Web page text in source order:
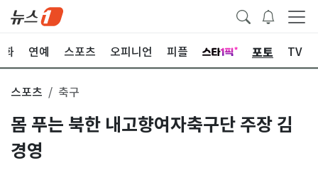
화 연예 스포츠 오피니언 피플 포토 TV
스포츠 축구
몸 푸는 북한 내고향여자축구단 주장 김
경영